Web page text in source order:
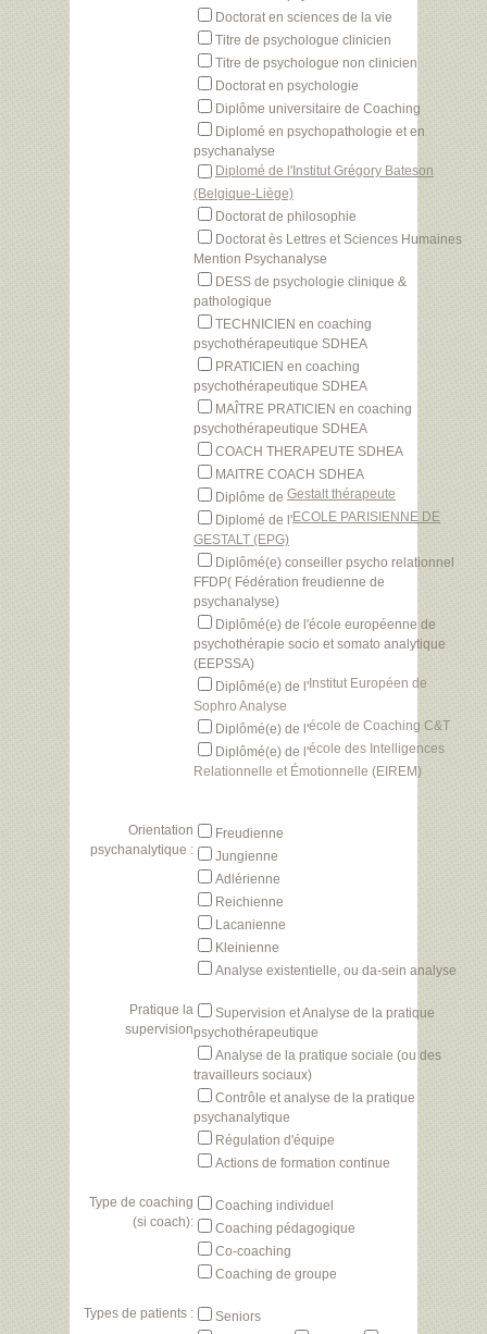
Doctorat en sciences de la vie
Titre de psychologue clinicien
Titre de psychologue non clinicien
Doctorat en psychologie
Diplôme universitaire de Coaching
Diplomé en psychopathologie et en
psychanalyse
Diplomé de l'Institut Grégory Bateson
(Belgique-Liège)
Doctorat de philosophie
Doctorat ès Lettres et Sciences Humaines
Mention Psychanalyse
DESS de psychologie clinique &
pathologique
TECHNICIEN en coaching
psychothérapeutique SDHEA
PRATICIEN en coaching
psychothérapeutique SDHEA
MAÎTRE PRATICIEN en coaching
psychothérapeutique SDHEA
COACH THERAPEUTE SDHEA
MAITRE COACH SDHEA
Diplôme de Gestalt thérapeute
Diplomé de l'ECOLE PARISIENNE DE
GESTALT (EPG)
Diplômé(e) conseiller psycho relationnel
FFDP( Fédération freudienne de
psychanalyse)
Diplômé(e) de l'école européenne de
psychothérapie socio et somato analytique
(EEPSSA)
Diplômé(e) de l' Institut Européen de
Sophro Analyse
Diplômé(e) de l'école de Coaching C&T
Diplômé(e) de l'école des Intelligences
Relationnelle et Émotionnelle (EIREM)
Orientation
psychanalytique :
Freudienne
Jungienne
Adlérienne
Reichienne
Lacanienne
Kleinienne
Analyse existentielle, ou da-sein analyse
Pratique la
supervision
Supervision et Analyse de la pratique
psychothérapeutique
Analyse de la pratique sociale (ou des
travailleurs sociaux)
Contrôle et analyse de la pratique
psychanalytique
Régulation d'équipe
Actions de formation continue
Type de coaching
(si coach):
Coaching individuel
Coaching pédagogique
Co-coaching
Coaching de groupe
Types de patients :
Seniors